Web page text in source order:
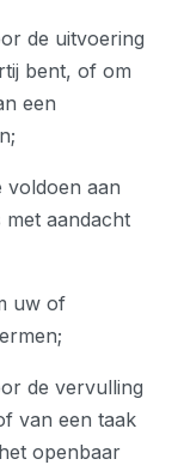
de uitvoering
bent, of om
een
voldoen aan
met aandacht
uw of
de vervulling
van een taak
openbaar